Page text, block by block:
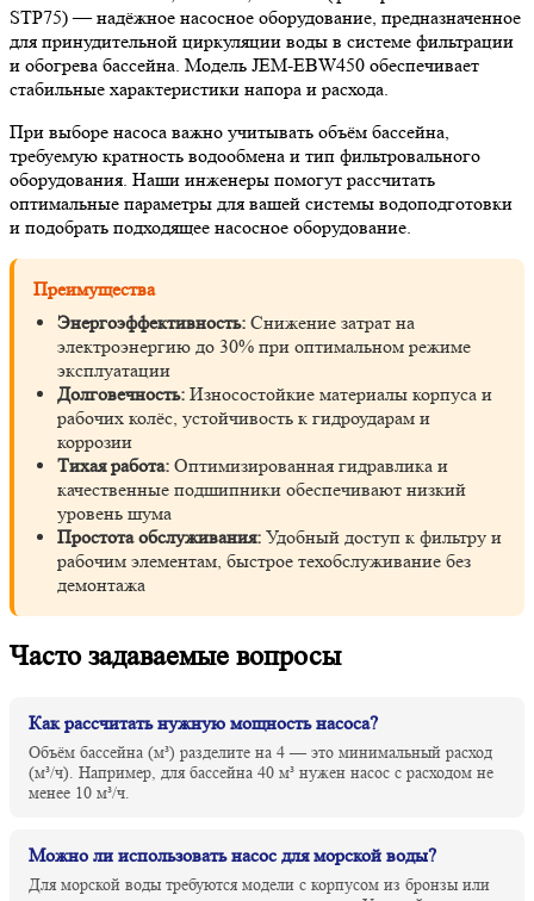
STP75) — надёжное насосное оборудование, предназначенное
для принудительной циркуляции воды в системе фильтрации
и обогрева бассейна. Модель JEM-EBW450 обеспечивает
стабильные характеристики напора и расхода.
При выборе насоса важно учитывать объём бассейна,
требуемую кратность водообмена и тип фильтровального
оборудования. Наши инженеры помогут рассчитать
оптимальные параметры для вашей системы водоподготовки
и подобрать подходящее насосное оборудование.
Преимущества
Энергоэффективность: Снижение затрат на
электроэнергию до 30% при оптимальном режиме
эксплуатации
Долговечность: Износостойкие материалы корпуса и
рабочих колёс, устойчивость к гидроударам и
коррозии
Тихая работа: Оптимизированная гидравлика и
качественные подшипники обеспечивают низкий
уровень шума
Простота обслуживания: Удобный доступ к фильтру и
рабочим элементам, быстрое техобслуживание без
демонтажа
Часто задаваемые вопросы
Как рассчитать нужную мощность насоса?
Объём бассейна (м³) разделите на 4 — это минимальный расход
(м³/ч). Например, для бассейна 40 м³ нужен насос с расходом не
менее 10 м³/ч.
Можно ли использовать насос для морской воды?
Для морской воды требуются модели с корпусом из бронзы или